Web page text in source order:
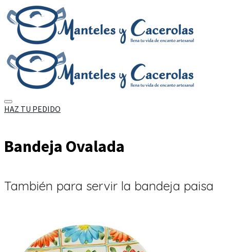
HAZ TU PEDIDO
Bandeja Ovalada
También para servir la bandeja paisa